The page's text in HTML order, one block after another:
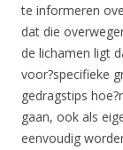
te informeren
dat die
de lichamen ligt
voor?specifieke
gedragstips
gaan, ook als
eenvoudig